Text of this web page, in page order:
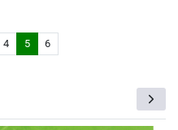
4 5 6